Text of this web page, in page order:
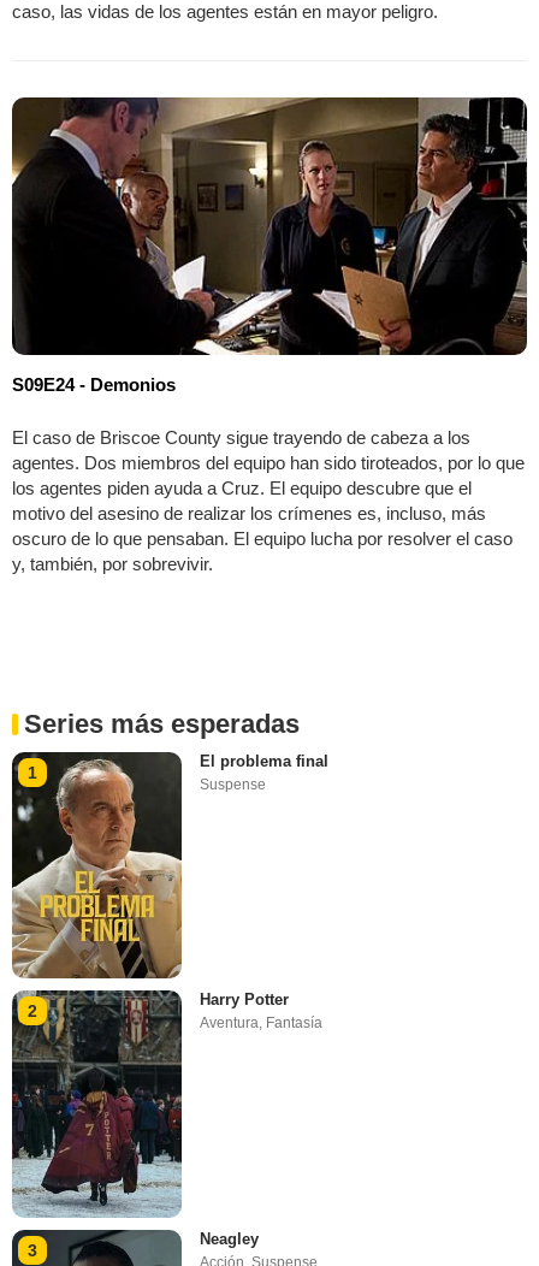
caso, las vidas de los agentes están en mayor peligro.
S09E24 - Demonios
El caso de Briscoe County sigue trayendo de cabeza a los
agentes. Dos miembros del equipo han sido tiroteados, por lo que
los agentes piden ayuda a Cruz. El equipo descubre que el
motivo del asesino de realizar los crímenes es, incluso, más
oscuro de lo que pensaban. El equipo lucha por resolver el caso
y, también, por sobrevivir.
Series más esperadas
1
El problema final
Suspense
2
Harry Potter
Aventura, Fantasía
3
Neagley
Acción ,Suspense